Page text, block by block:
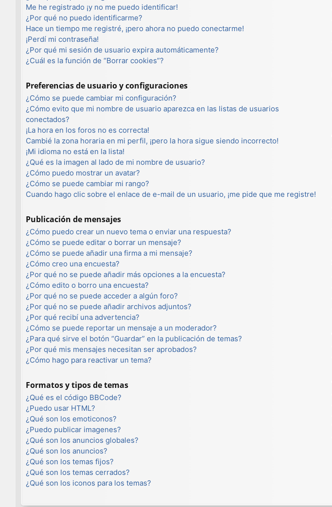
Me he registrado ¡y no me puedo identificar!
¿Por qué no puedo identificarme?
Hace un tiempo me registré, ¡pero ahora no puedo conectarme!
¡Perdí mi contraseña!
¿Por qué mi sesión de usuario expira automáticamente?
¿Cuál es la función de “Borrar cookies”?
Preferencias de usuario y configuraciones
¿Cómo se puede cambiar mi configuración?
¿Cómo evito que mi nombre de usuario aparezca en las listas de usuarios
conectados?
¡La hora en los foros no es correcta!
Cambié la zona horaria en mi perfil, ¡pero la hora sigue siendo incorrecto!
¡Mi idioma no está en la lista!
¿Qué es la imagen al lado de mi nombre de usuario?
¿Cómo puedo mostrar un avatar?
¿Cómo se puede cambiar mi rango?
Cuando hago clic sobre el enlace de e-mail de un usuario, ¡me pide que me registre!
Publicación de mensajes
¿Cómo puedo crear un nuevo tema o enviar una respuesta?
¿Cómo se puede editar o borrar un mensaje?
¿Cómo se puede añadir una firma a mi mensaje?
¿Cómo creo una encuesta?
¿Por qué no se puede añadir más opciones a la encuesta?
¿Cómo edito o borro una encuesta?
¿Por qué no se puede acceder a algún foro?
¿Por qué no se puede añadir archivos adjuntos?
¿Por qué recibí una advertencia?
¿Cómo se puede reportar un mensaje a un moderador?
¿Para qué sirve el botón “Guardar” en la publicación de temas?
¿Por qué mis mensajes necesitan ser aprobados?
¿Cómo hago para reactivar un tema?
Formatos y tipos de temas
¿Qué es el código BBCode?
¿Puedo usar HTML?
¿Qué son los emoticonos?
¿Puedo publicar imagenes?
¿Qué son los anuncios globales?
¿Qué son los anuncios?
¿Qué son los temas fijos?
¿Qué son los temas cerrados?
¿Qué son los iconos para los temas?